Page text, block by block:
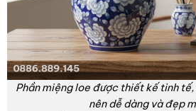
Phần miệng loe được thiết kế tinh
nên dễ dàng và đẹp